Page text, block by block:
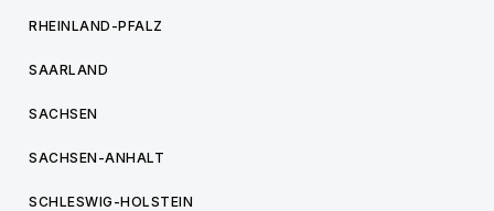
RHEINLAND-PFALZ
SAARLAND
SACHSEN
SACHSEN-ANHALT
SCHLESWIG-HOLSTEIN